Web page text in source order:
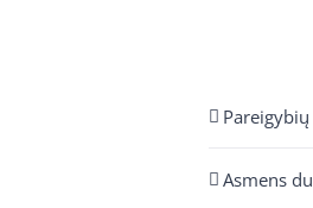
Asmens